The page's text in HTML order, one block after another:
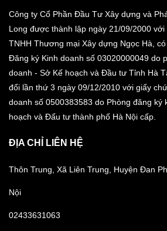
Công ty Cổ Phần Đầu Tư Xây dựng và
Long được thành lập ngày 21/09/2000
TNHH Thương mại Xây dựng Ngọc Hà,
Đăng ký Kinh doanh số 03020000049 do
doanh - Sở Kế hoạch và Đầu tư Tỉnh Hà
đổi lần thứ 3 ngày 09/12/2010 với giấy
doanh số 0500383583 do Phòng đăng ký
hoạch và Đấu tư thành phố Hà Nội cấp.
ĐỊA CHỈ LIÊN HỆ
Thôn Trung, Xã Liên Trung, Huyện Đan
Nội
02433631063